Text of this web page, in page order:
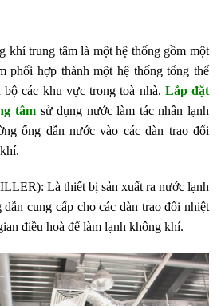
khí trung tâm là một hệ thống gồm một
phối hợp thành một hệ thống tổng thể
các khu vực trong toà nhà. Lắp đặt
tâmsử dụng nước làm tác nhân lạnh
ống dẫn nước vào các dàn trao đổi
Là thiết bị sản xuất ra nước lạnh
cung cấp cho các dàn trao đổi nhiệt
điều hoà để làm lạnh không khí.